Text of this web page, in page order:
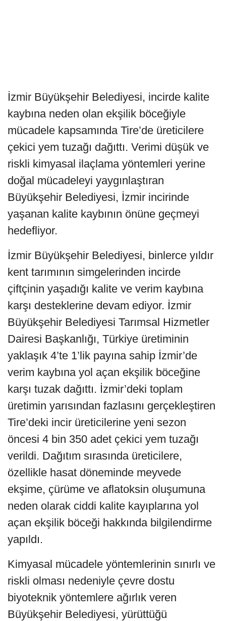
İzmir Büyükşehir Belediyesi, incirde kalite
kaybına neden olan ekşilik böceğiyle
mücadele kapsamında Tire’de üreticilere
çekici yem tuzağı dağıttı. Verimi düşük ve
riskli kimyasal ilaçlama yöntemleri yerine
doğal mücadeleyi yaygınlaştıran
Büyükşehir Belediyesi, İzmir incirinde
yaşanan kalite kaybının önüne geçmeyi
hedefliyor.
İzmir Büyükşehir Belediyesi, binlerce yıldır
kent tarımının simgelerinden incirde
çiftçinin yaşadığı kalite ve verim kaybına
karşı desteklerine devam ediyor. İzmir
Büyükşehir Belediyesi Tarımsal Hizmetler
Dairesi Başkanlığı, Türkiye üretiminin
yaklaşık 4’te 1’lik payına sahip İzmir’de
verim kaybına yol açan ekşilik böceğine
karşı tuzak dağıttı. İzmir’deki toplam
üretimin yarısından fazlasını gerçekleştiren
Tire’deki incir üreticilerine yeni sezon
öncesi 4 bin 350 adet çekici yem tuzağı
verildi. Dağıtım sırasında üreticilere,
özellikle hasat döneminde meyvede
ekşime, çürüme ve aflatoksin oluşumuna
neden olarak ciddi kalite kayıplarına yol
açan ekşilik böceği hakkında bilgilendirme
yapıldı.
Kimyasal mücadele yöntemlerinin sınırlı ve
riskli olması nedeniyle çevre dostu
biyoteknik yöntemlere ağırlık veren
Büyükşehir Belediyesi, yürüttüğü